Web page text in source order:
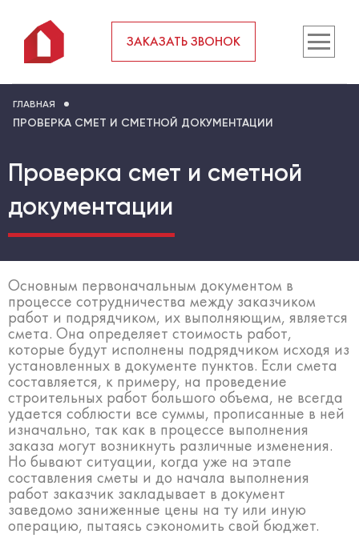
ЗАКАЗАТЬ ЗВОНОК
ГЛАВНАЯ
ПРОВЕРКА СМЕТ И СМЕТНОЙ ДОКУМЕНТАЦИИ
Проверка смет и сметной
документации
Основным первоначальным документом в
процессе сотрудничества между заказчиком
работ и подрядчиком, их выполняющим, является
смета. Она определяет стоимость работ,
которые будут исполнены подрядчиком исходя из
установленных в документе пунктов. Если смета
составляется, к примеру, на проведение
строительных работ большого объема, не всегда
удается соблюсти все суммы, прописанные в ней
изначально, так как в процессе выполнения
заказа могут возникнуть различные изменения.
Но бывают ситуации, когда уже на этапе
составления сметы и до начала выполнения
работ заказчик закладывает в документ
заведомо заниженные цены на ту или иную
операцию, пытаясь сэкономить свой бюджет.